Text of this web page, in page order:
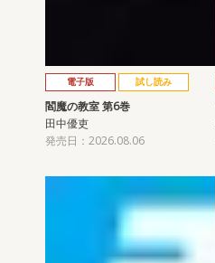
電子版 試し読み
閻魔の教室 第6巻
田中優吏
発売日：2026.08.06